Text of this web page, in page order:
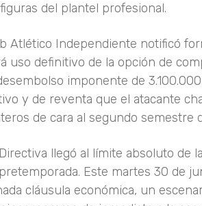
del plantel profesional.
Atlético Independiente notificó
uso definitivo de la opción de
imponente de
y de reventa que el atacante
de cara al segundo semestre
llegó al límite absoluto de
Este martes 30 de
cláusula económica, un